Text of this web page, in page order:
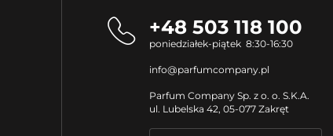
+48 503 118 100
poniedziałek-piątek 8:30-16:30
info@parfumcompany.pl
Parfum Company Sp. z o. o. S.K.A.
ul. Lubelska 42, 05-077 Zakręt